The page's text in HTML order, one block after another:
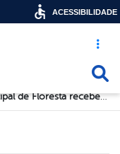
Acesso
Educação municipal de Floresta recebe Selo Ouro no Compromisso Nacional Criança Alfabetizada 2024
ACESSIBILIDADE